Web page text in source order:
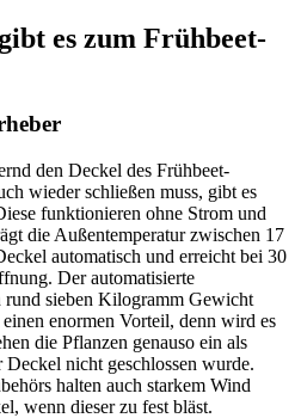
es zum Frühbeet-
den Deckel des Frühbeet-
wieder schließen muss, gibt es
funktionieren ohne Strom und
die Außentemperatur zwischen 17
automatisch und erreicht bei 30
Der automatisierte
rund sieben Kilogramm Gewicht
enormen Vorteil, denn wird es
die Pflanzen genauso ein als
nicht geschlossen wurde.
halten auch starkem Wind
wenn dieser zu fest bläst.